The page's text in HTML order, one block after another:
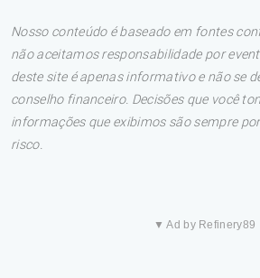
Nosso conteúdo é baseado em fontes
não aceitamos responsabilidade por
deste site é apenas informativo e não se
conselho financeiro. Decisões que você
informações que exibimos são sempre
risco.
▼ Ad by Refinery89